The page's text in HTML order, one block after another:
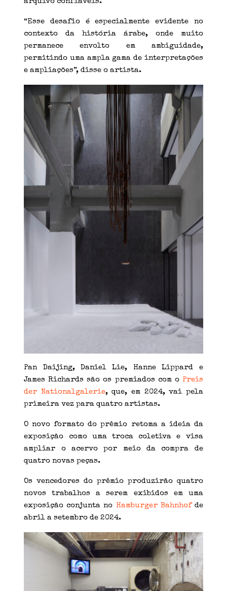
“Esse desafio é especialmente evidente no
contexto da história árabe, onde muito
permanece envolto em ambiguidade,
permitindo uma ampla gama de interpretações
e ampliações”, disse o artista.
Pan Daijing, Daniel Lie, Hanne Lippard e
James Richards são os premiados com o Preis
der Nationalgalerie, que, em 2024, vai pela
primeira vez para quatro artistas.
O novo formato do prêmio retoma a ideia da
exposição como uma troca coletiva e visa
ampliar o acervo por meio da compra de
quatro novas peças.
Os vencedores do prêmio produzirão quatro
novos trabalhos a serem exibidos em uma
exposição conjunta no Hamburger Bahnhofde
abril a setembro de 2024.